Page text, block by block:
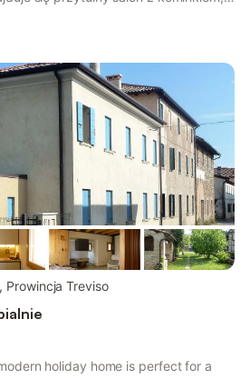
pralka) oraz poręczne
trzy z dwoma pojedynczymi
łóżkami (jedno z nich można
Prowincja Treviso
holiday home is perfect for a